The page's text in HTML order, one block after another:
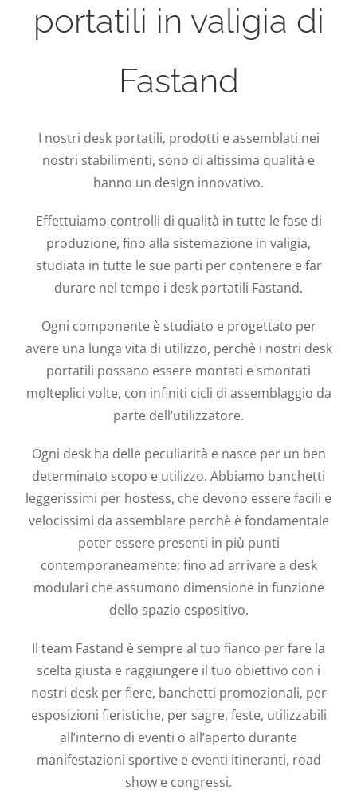
portatili in valigia di
Fastand
I nostri desk portatili, prodotti e assemblati nei
nostri stabilimenti, sono di altissima qualità e
hanno un design innovativo.
Effettuiamo controlli di qualità in tutte le fase di
produzione, fino alla sistemazione in valigia,
studiata in tutte le sue parti per contenere e far
durare nel tempo i desk portatili Fastand.
Ogni componente è studiato e progettato per
avere una lunga vita di utilizzo, perchè i nostri desk
portatili possano essere montati e smontati
molteplici volte, con infiniti cicli di assemblaggio da
parte dell’utilizzatore.
Ogni desk ha delle peculiarità e nasce per un ben
determinato scopo e utilizzo. Abbiamo banchetti
leggerissimi per hostess, che devono essere facili e
velocissimi da assemblare perchè è fondamentale
poter essere presenti in più punti
contemporaneamente; fino ad arrivare a desk
modulari che assumono dimensione in funzione
dello spazio espositivo.
Il team Fastand è sempre al tuo fianco per fare la
scelta giusta e raggiungere il tuo obiettivo con i
nostri desk per fiere, banchetti promozionali, per
esposizioni fieristiche, per sagre, feste, utilizzabili
all’interno di eventi o all’aperto durante
manifestazioni sportive e eventi itineranti, road
show e congressi.